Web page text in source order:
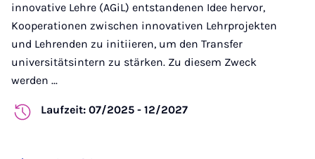
innovative Lehre (AGiL) entstandenen Idee hervor,
Kooperationen zwischen innovativen Lehrprojekten
und Lehrenden zu initiieren, um den Transfer
universitätsintern zu stärken. Zu diesem Zweck
werden ...
Laufzeit: 07/2025 - 12/2027